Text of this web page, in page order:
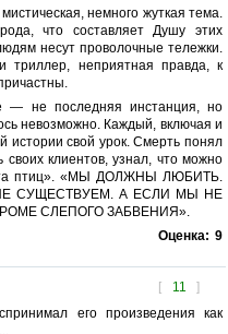
немного жуткая тема.
что составляет Душу этих
несут проволочные тележки.
неприятная правда, к
— не последняя инстанция, но
невозможно. Каждый, включая и
истории свой урок. Смерть понял
клиентов, узнал, что можно
птиц». «МЫ ДОЛЖНЫ ЛЮБИТЬ.
СУЩЕСТВУЕМ. А ЕСЛИ МЫ НЕ
СЛЕПОГО ЗАБВЕНИЯ».
Оценка: 9
[ 11 ]
его произведения как